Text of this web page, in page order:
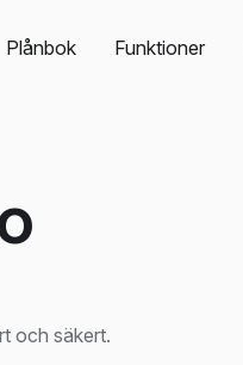
Plånbok Funktioner
och säkert.